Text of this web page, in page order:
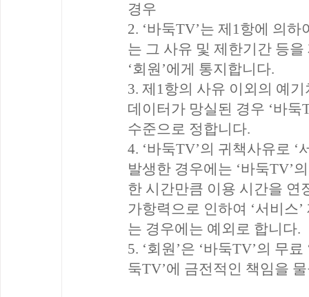
경우
2. ‘바둑TV’는 제1항에 의
는 그 사유 및 제한기간 등
‘회원’에게 통지합니다.
3. 제1항의 사유 이외의 예기
데이터가 망실된 경우 ‘바
수준으로 정합니다.
4. ‘바둑TV’의 귀책사유로
발생한 경우에는 ‘바둑TV’
한 시간만큼 이용 시간을 연
가항력으로 인하여 ‘서비스
는 경우에는 예외로 합니다.
5. ‘회원’은 ‘바둑TV’의 무
둑TV’에 금전적인 책임을